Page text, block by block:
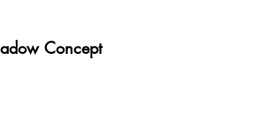
Concept